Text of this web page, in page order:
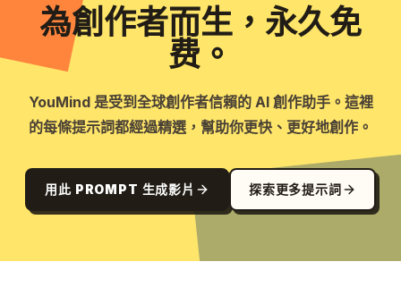
為創作者而生，永久免
费。
YouMind 是受到全球創作者信賴的 AI 創作助手。這裡
的每條提示詞都經過精選，幫助你更快、更好地創作。
用此 PROMPT 生成影片 探索更多提示詞